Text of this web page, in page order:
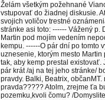
Želám všetkým požehnané
vstupovať do žiadnej diskusie.
svojich voličov trestné
stránke asi toto: ------ Vážený p.
Martin pod mojím vedením
kempu. ------O pár dní po tomto
uznesenie, ktorým mesto
tak, aby kemp prestal existovať.
pár krát /aj na tej jeho stránke/
pravdy. Balki, Beatrix,
pravda????? Atolm, zrejme ťa
pozemku,kvoli čomu? /